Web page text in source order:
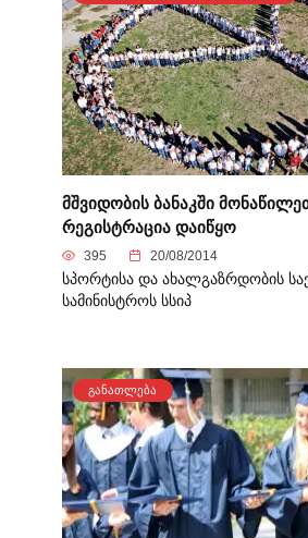
მშვიდობის ბანაკში
რეგისტრაცია დაიწყო
395 20/08/2014
სპორტისა და ახალგაზრდობის
სამინისტროს სსიპ
ᲒᲐᲜᲐᲗᲚᲔᲑᲐ